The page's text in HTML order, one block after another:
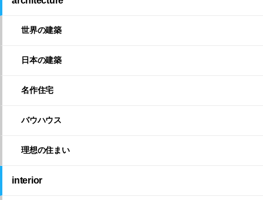
世界の建築
日本の建築
名作住宅
バウハウス
理想の住まい
interior